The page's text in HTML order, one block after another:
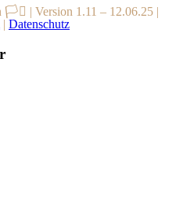
🏳️‍⚧️ | Version 1.11 – 12.06.25|
| Datenschutz